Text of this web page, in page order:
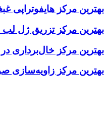
بهترین مرکز
بهترین مرکز تزریق ژل
بهترین مرکز خال‌برداری
بهترین مرکز